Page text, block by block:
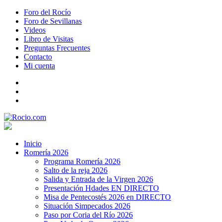
Foro del Rocío
Foro de Sevillanas
Videos
Libro de Visitas
Preguntas Frecuentes
Contacto
Mi cuenta
Inicio
Romería 2026
Programa Romería 2026
Salto de la reja 2026
Salida y Entrada de la Virgen 2026
Presentación Hdades EN DIRECTO
Misa de Pentecostés 2026 en DIRECTO
Situación Simpecados 2026
Paso por Coria del Río 2026